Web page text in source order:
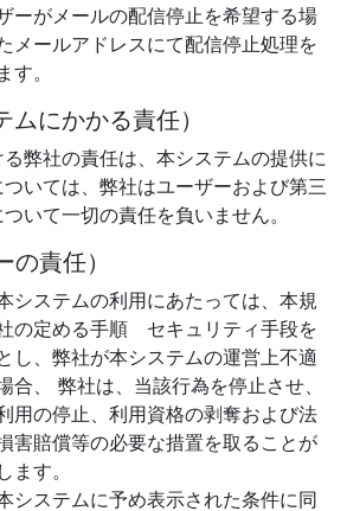
ーがメールの配信停止を希望する場
メールアドレスにて配信停止処理を
す。
にかかる責任）
弊社の責任は、本システムの提供に
いては、弊社はユーザーおよび第三
いて一切の責任を負いません。
責任）
システムの利用にあたっては、本規
の定める手順 セキュリティ手段を
し、弊社が本システムの運営上不適
合、 弊社は、当該行為を停止させ、
用の停止、利用資格の剥奪および法
害賠償等の必要な措置を取ることが
ます。
システムに予め表示された条件に同